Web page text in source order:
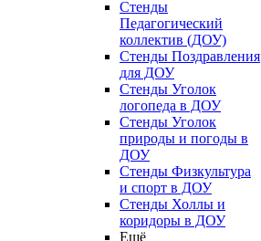
Стенды
Педагогический
коллектив (ДОУ)
Стенды Поздравления
для ДОУ
Стенды Уголок
логопеда в ДОУ
Стенды Уголок
природы и погоды в
ДОУ
Стенды Физкультура
и спорт в ДОУ
Стенды Холлы и
коридоры в ДОУ
Ещё